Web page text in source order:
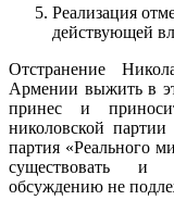
Реализация
действующей
Отстранение
Армении выжить в
принес и
николовской
партия «Реального
существовать и
обсуждению не